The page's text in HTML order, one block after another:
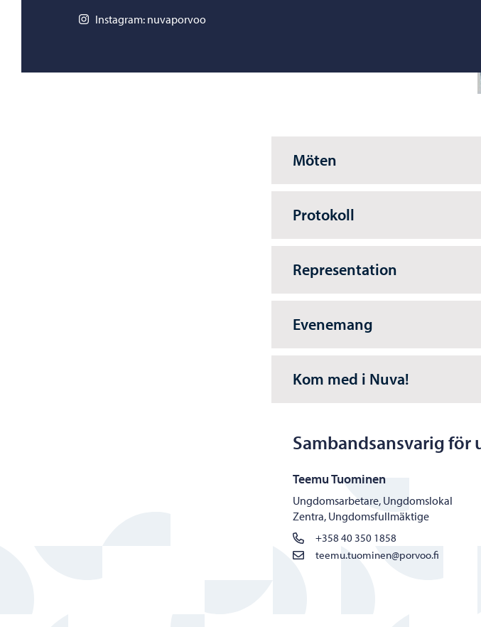
Instagram: nuvaporvoo
Möten
Protokoll
Representation
Evenemang
Kom med i Nuva!
Sambandsansvarig
Teemu Tuominen
Ungdomsarbetare, Ungdomslokal
Zentra, Ungdomsfullmäktige
+358 40 350 1858
teemu.tuominen@porvoo.fi